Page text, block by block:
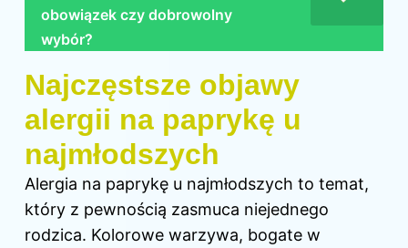
obowiązek czy dobrowolny
wybór?
Najczęstsze objawy
alergii na paprykę u
najmłodszych
Alergia na paprykę u najmłodszych to temat,
który z pewnością zasmuca niejednego
rodzica. Kolorowe warzywa, bogate w